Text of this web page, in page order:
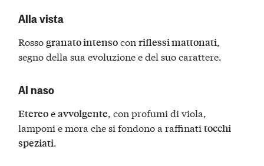
Alla vista
Rossogranato intensoconriflessi mattonati,
segno della sua evoluzione e del suo carattere.
Al naso
Etereoeavvolgente, con profumi di viola,
lamponi e mora che si fondono a raffinatitocchi
speziati.